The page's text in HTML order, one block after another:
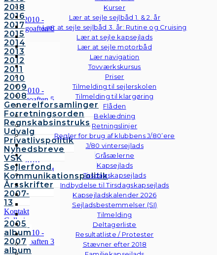
Kurser
Lær at sejle sejlbåd 1. & 2. år
Lær at sejle sejlbåd 3. år: Rutine og Cruising
Lær at sejle kapsejlads
Lær at sejle motorbåd
Lær navigation
Tovværkskursus
Priser
Tilmelding til sejlerskolen
Tilmelding til klargøring
Flåden
Beklædning
Retningslinjer
Regler for brug af klubbens J/80’ere
J/80 vintersejlads
Gråsælerne
Kapsejlads
Tirsdagskapsejlads
Indbydelse til Tirsdagskapsejlads
Kapsejladskalender 2026
Sejladsbestemmelser (SI)
Tilmelding
Deltagerliste
Resultatliste / Protester
Stævner efter 2018
2018
2016
2017
2015
2014
2013
2012
2011
2010
2009
2008
Generelforsamlinger
Forretningsorden
Regnskabsinstruks
Udvalg
Privatlivspolitik
Nyhedsbreve
VSK
Sejlerfond
Kommunikationspolitik
Årsskrifter
2007-
13
Kontakt
Galleri
Andre
fotos
2005
album
2007
album